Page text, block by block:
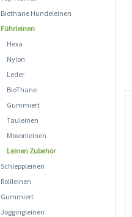
Biothane Hundeleinen
Führleinen
Hexa
Nylon
Leder
BioThane
Gummiert
Tauleinen
Moxonleinen
Leinen Zubehör
Schleppleinen
Rollleinen
Gummiert
Joggingleinen